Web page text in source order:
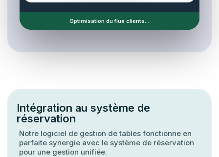
Optimisation du flux clients...
Intégration au système de
réservation
Notre logiciel de gestion de tables fonctionne en
parfaite synergie avec le système de réservation
pour une gestion unifiée.